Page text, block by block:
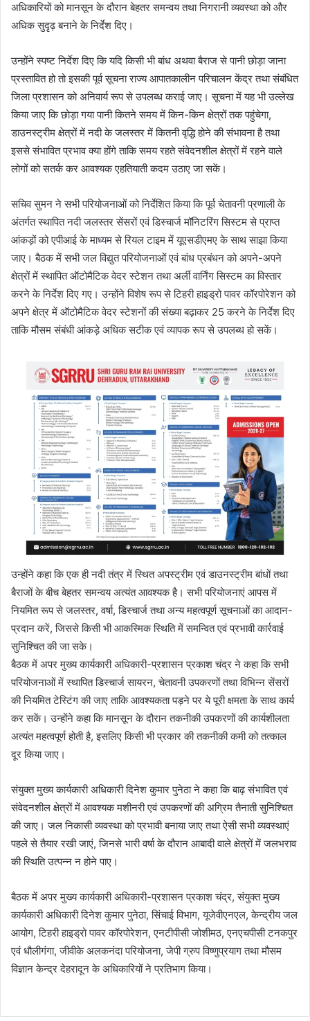
अधिकारियों को मानसून के दौरान बेहतर समन्वय तथा निगरानी व्यवस्था को और
अधिक सुदृढ़ बनाने के निर्देश दिए।
उन्होंने स्पष्ट निर्देश दिए कि यदि किसी भी बांध अथवा बैराज से पानी छोड़ा जाना
प्रस्तावित हो तो इसकी पूर्व सूचना राज्य आपातकालीन परिचालन केंद्र तथा संबंधित
जिला प्रशासन को अनिवार्य रूप से उपलब्ध कराई जाए। सूचना में यह भी उल्लेख
किया जाए कि छोड़ा गया पानी कितने समय में किन-किन क्षेत्रों तक पहुंचेगा,
डाउनस्ट्रीम क्षेत्रों में नदी के जलस्तर में कितनी वृद्धि होने की संभावना है तथा
इससे संभावित प्रभाव क्या होंगे ताकि समय रहते संवेदनशील क्षेत्रों में रहने वाले
लोगों को सतर्क कर आवश्यक एहतियाती कदम उठाए जा सकें।
सचिव सुमन ने सभी परियोजनाओं को निर्देशित किया कि पूर्व चेतावनी प्रणाली के
अंतर्गत स्थापित नदी जलस्तर सेंसरों एवं डिस्चार्ज मॉनिटरिंग सिस्टम से प्राप्त
आंकड़ों को एपीआई के माध्यम से रियल टाइम में यूएसडीएमए के साथ साझा किया
जाए। बैठक में सभी जल विद्युत परियोजनाओं एवं बांध प्रबंधन को अपने-अपने
क्षेत्रों में स्थापित ऑटोमैटिक वेदर स्टेशन तथा अर्ली वार्निंग सिस्टम का विस्तार
करने के निर्देश दिए गए। उन्होंने विशेष रूप से टिहरी हाइड्रो पावर कॉरपोरेशन को
अपने क्षेत्र में ऑटोमैटिक वेदर स्टेशनों की संख्या बढ़ाकर 25 करने के निर्देश दिए
ताकि मौसम संबंधी आंकड़े अधिक सटीक एवं व्यापक रूप से उपलब्ध हो सकें।
उन्होंने कहा कि एक ही नदी तंत्र में स्थित अपस्ट्रीम एवं डाउनस्ट्रीम बांधों तथा
बैराजों के बीच बेहतर समन्वय अत्यंत आवश्यक है। सभी परियोजनाएं आपस में
नियमित रूप से जलस्तर, वर्षा, डिस्चार्ज तथा अन्य महत्वपूर्ण सूचनाओं का आदान-
प्रदान करें, जिससे किसी भी आकस्मिक स्थिति में समन्वित एवं प्रभावी कार्रवाई
सुनिश्चित की जा सके।
बैठक में अपर मुख्य कार्यकारी अधिकारी-प्रशासन प्रकाश चंद्र ने कहा कि सभी
परियोजनाओं में स्थापित डिस्चार्ज सायरन, चेतावनी उपकरणों तथा विभिन्न सेंसरों
की नियमित टेस्टिंग की जाए ताकि आवश्यकता पड़ने पर ये पूरी क्षमता के साथ कार्य
कर सकें। उन्होंने कहा कि मानसून के दौरान तकनीकी उपकरणों की कार्यशीलता
अत्यंत महत्वपूर्ण होती है, इसलिए किसी भी प्रकार की तकनीकी कमी को तत्काल
दूर किया जाए।
संयुक्त मुख्य कार्यकारी अधिकारी दिनेश कुमार पुनेठा ने कहा कि बाढ़ संभावित एवं
संवेदनशील क्षेत्रों में आवश्यक मशीनरी एवं उपकरणों की अग्रिम तैनाती सुनिश्चित
की जाए। जल निकासी व्यवस्था को प्रभावी बनाया जाए तथा ऐसी सभी व्यवस्थाएं
पहले से तैयार रखी जाएं, जिनसे भारी वर्षा के दौरान आबादी वाले क्षेत्रों में जलभराव
की स्थिति उत्पन्न न होने पाए।
बैठक में अपर मुख्य कार्यकारी अधिकारी-प्रशासन प्रकाश चंद्र, संयुक्त मुख्य
कार्यकारी अधिकारी दिनेश कुमार पुनेठा, सिंचाई विभाग, यूजेवीएनएल, केन्द्रीय जल
आयोग, टिहरी हाइड्रो पावर कॉरपोरेशन, एनटीपीसी जोशीमठ, एनएचपीसी टनकपुर
एवं धौलीगंगा, जीवीके अलकनंदा परियोजना, जेपी ग्रुप विष्णुप्रयाग तथा मौसम
विज्ञान केन्द्र देहरादून के अधिकारियों ने प्रतिभाग किया।